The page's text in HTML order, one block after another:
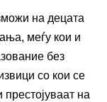
на децата
меѓу кои и
без
со кои се
на